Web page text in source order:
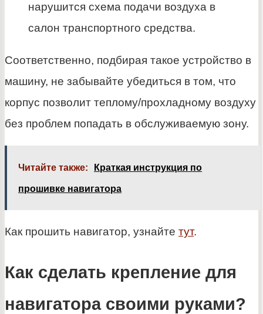
нарушится схема подачи воздуха в
салон транспортного средства.
Соответственно, подбирая такое устройство в
машину, не забывайте убедиться в том, что
корпус позволит теплому/прохладному воздуху
без проблем попадать в обслуживаемую зону.
Читайте также: Краткая инструкция по
прошивке навигатора
Как прошить навигатор, узнайте тут.
Как сделать крепление для
навигатора своими руками?